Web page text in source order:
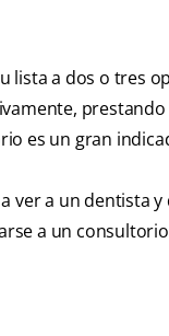
lista a dos o tres
es un gran
ver a un dentista
a un